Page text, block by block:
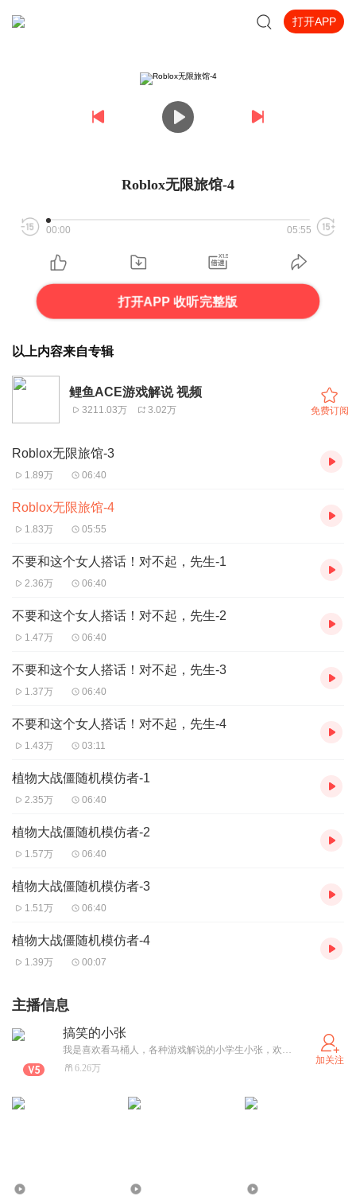
打开APP
Roblox无限旅馆-4
00:00 05:55
打开APP 收听完整版
以上内容来自专辑
鲤鱼ACE游戏解说 视频
3211.03万 3.02万 免费订阅
Roblox无限旅馆-3
1.89万 06:40
Roblox无限旅馆-4
1.83万 05:55
不要和这个女人搭话！对不起，先生-1
2.36万 06:40
不要和这个女人搭话！对不起，先生-2
1.47万 06:40
不要和这个女人搭话！对不起，先生-3
1.37万 06:40
不要和这个女人搭话！对不起，先生-4
1.43万 03:11
植物大战僵随机模仿者-1
2.35万 06:40
植物大战僵随机模仿者-2
1.57万 06:40
植物大战僵随机模仿者-3
1.51万 06:40
植物大战僵随机模仿者-4
1.39万 00:07
主播信息
搞笑的小张
我是喜欢看马桶人，各种游戏解说的小学生小张，欢迎大家来收听我的节目
6.26万
加关注